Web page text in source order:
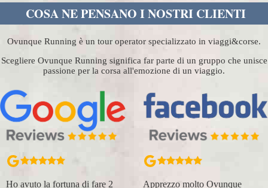
COSA NE PENSANO I NOSTRI CLIENTI
Ovunque Running è un tour operator specializzato in viaggi&corse.
Scegliere Ovunque Running significa far parte di un gruppo che unisce
passione per la corsa all'emozione di un viaggio.
Apprezzo molto Ovunque
Organizzazione perfetta,